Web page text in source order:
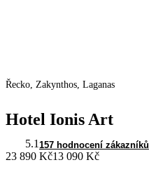
Řecko, Zakynthos, Laganas
Hotel Ionis Art
5.1 157 hodnocení zákazníků
23 890 Kč13 090 Kč